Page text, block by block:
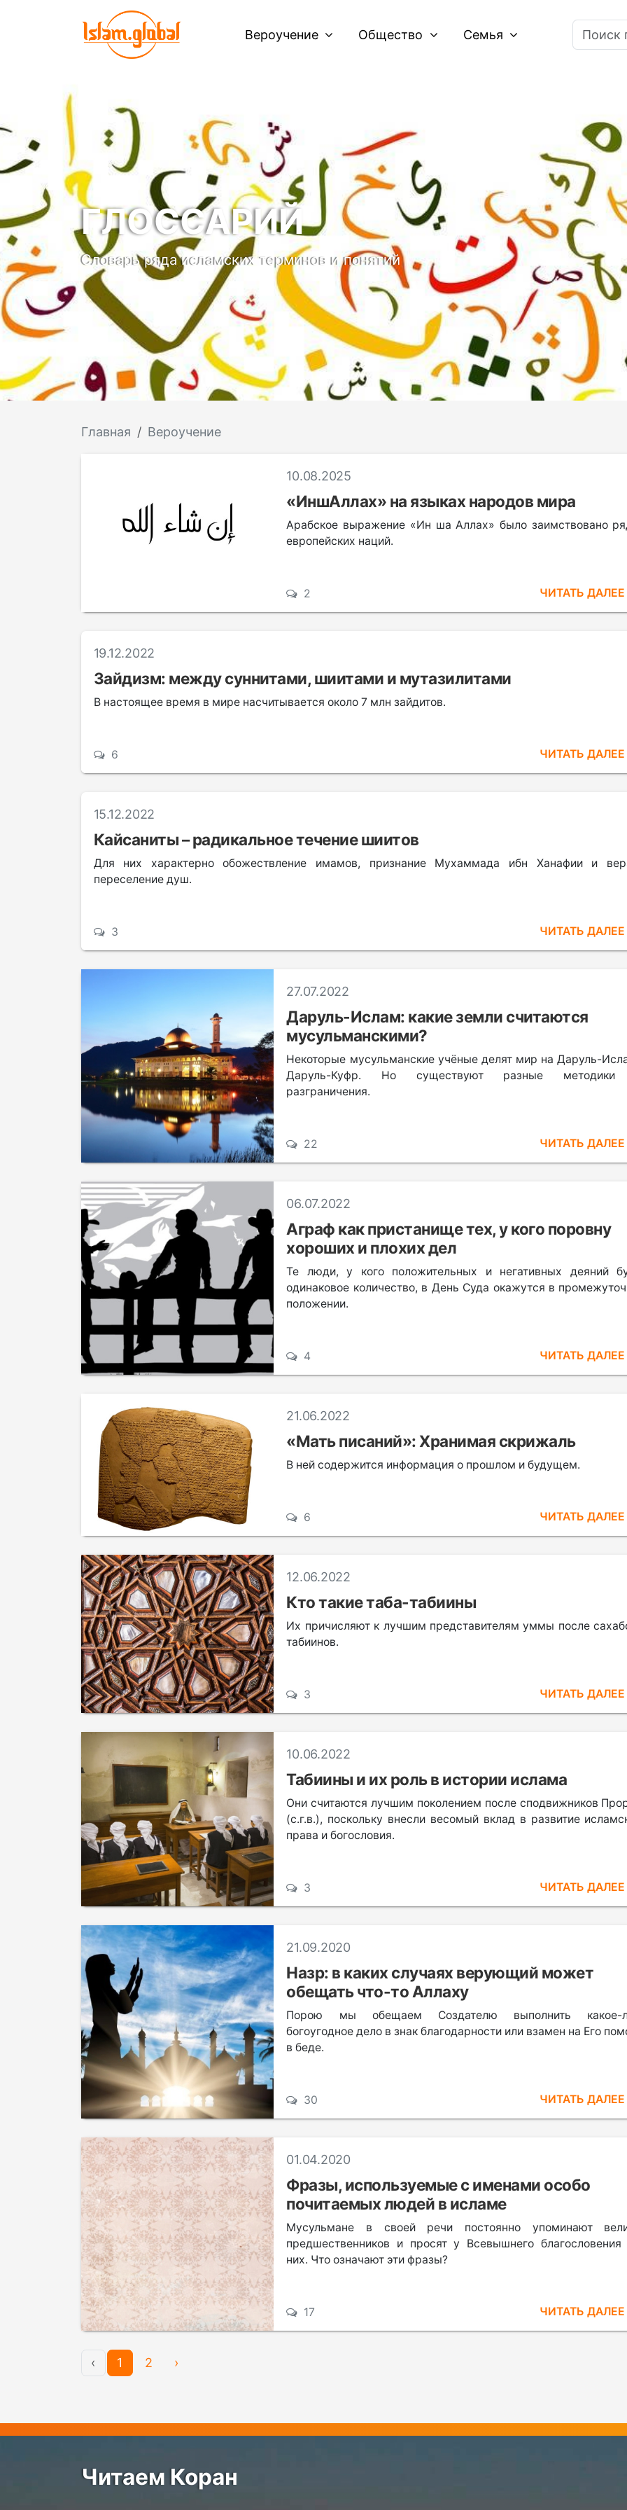
Вероучение Общество Семья
ГЛОССАРИЙ
Словарь ряда исламских терминов и понятий
Главная Вероучение
10.08.2025
«ИншАллах» на языках народов мира
Арабское выражение «Ин ша Аллах» было заимствовано
европейских наций.
2 ЧИТАТЬ ДАЛЕЕ
19.12.2022
Зайдизм: между суннитами, шиитами и мутазилитами
В настоящее время в мире насчитывается около 7 млн зайдитов.
6 ЧИТАТЬ ДАЛЕЕ
15.12.2022
Кайсаниты – радикальное течение шиитов
Для них характерно обожествление имамов, признание Мухаммада ибн Ханафии и
переселение душ.
3 ЧИТАТЬ ДАЛЕЕ
27.07.2022
Даруль-Ислам: какие земли считаются
мусульманскими?
Некоторые мусульманские учёные делят мир на Даруль-
Даруль-Куфр. Но существуют разные
разграничения.
22 ЧИТАТЬ ДАЛЕЕ
06.07.2022
Аграф как пристанище тех, у кого поровну
хороших и плохих дел
Те люди, у кого положительных и негативных деяний
одинаковое количество, в День Суда окажутся в
положении.
4 ЧИТАТЬ ДАЛЕЕ
21.06.2022
«Мать писаний»: Хранимая скрижаль
В ней содержится информация о прошлом и будущем.
6 ЧИТАТЬ ДАЛЕЕ
12.06.2022
Кто такие таба-табиины
Их причисляют к лучшим представителям уммы после
табиинов.
3 ЧИТАТЬ ДАЛЕЕ
10.06.2022
Табиины и их роль в истории ислама
Они считаются лучшим поколением после сподвижников
(с.г.в.), поскольку внесли весомый вклад в развитие
права и богословия.
3 ЧИТАТЬ ДАЛЕЕ
21.09.2020
Назр: в каких случаях верующий может
обещать что-то Аллаху
Порою мы обещаем Создателю выполнить какое-
богоугодное дело в знак благодарности или взамен на Его
в беде.
30 ЧИТАТЬ ДАЛЕЕ
01.04.2020
Фразы, используемые с именами особо
почитаемых людей в исламе
Мусульмане в своей речи постоянно упоминают
предшественников и просят у Всевышнего благословения
них. Что означают эти фразы?
17 ЧИТАТЬ ДАЛЕЕ
‹ 1 2 ›
Читаем Коран